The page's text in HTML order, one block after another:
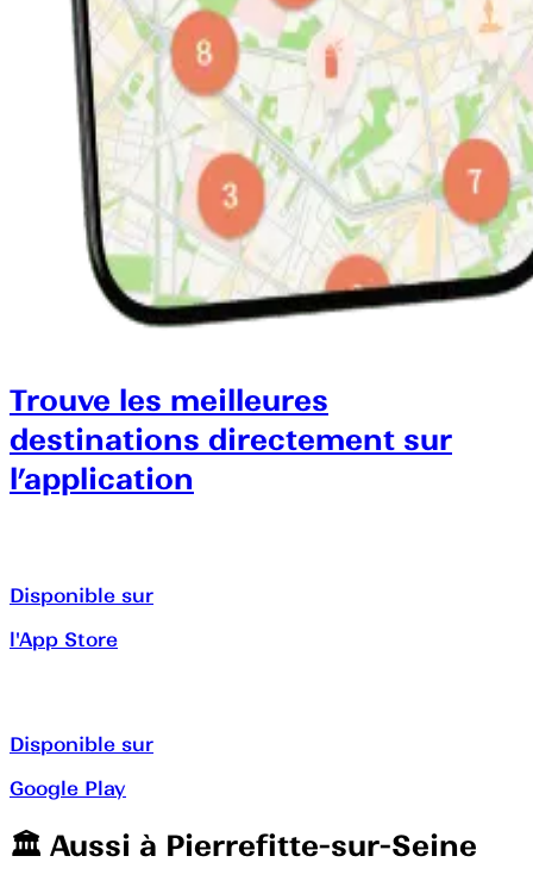
Trouve les meilleures
destinations directement sur
l’application
Disponible sur
l'App Store
Disponible sur
Google Play
🏛️️ Aussi à Pierrefitte-sur-Seine